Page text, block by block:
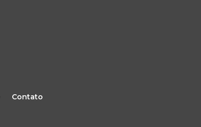
Contato